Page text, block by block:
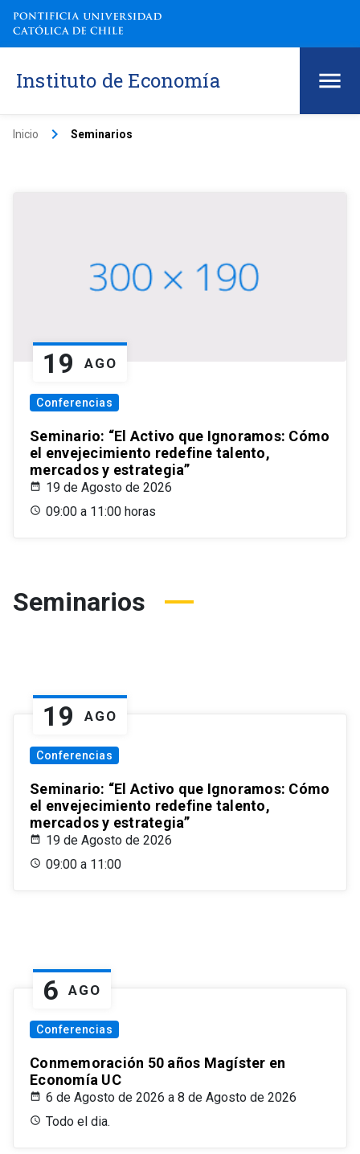
Instituto de Economía
Inicio keyboard_arrow_right Seminarios
19 AGO
Conferencias
Seminario: “El Activo que Ignoramos: Cómo
el envejecimiento redefine talento,
mercados y estrategia”
19 de Agosto de 2026
09:00 a 11:00 horas
Seminarios
19 AGO
Conferencias
Seminario: “El Activo que Ignoramos: Cómo
el envejecimiento redefine talento,
mercados y estrategia”
19 de Agosto de 2026
09:00 a 11:00
6 AGO
Conferencias
Conmemoración 50 años Magíster en
Economía UC
6 de Agosto de 2026 a 8 de Agosto de 2026
Todo el dia.